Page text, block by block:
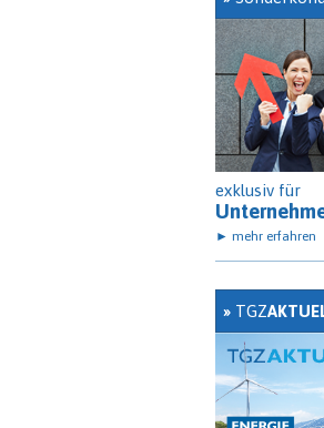
exklusiv für
► mehr erfahren
» TGZ